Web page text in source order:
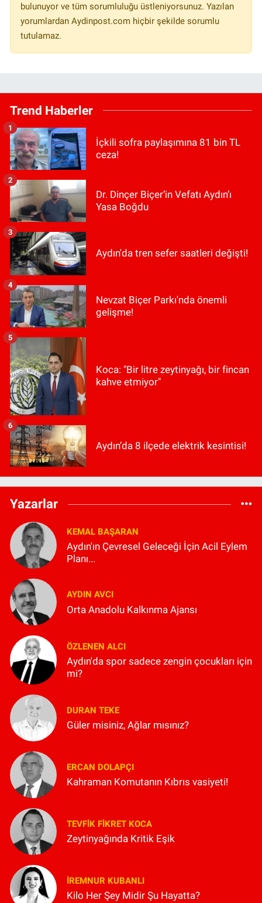
bulunuyor ve tüm sorumluluğu üstleniyorsunuz. Yazılan
yorumlardan Aydinpost.com hiçbir şekilde sorumlu
tutulamaz.
Trend Haberler
İçkili sofra paylaşımına 81 bin TL
ceza!
1
Dr. Dinçer Biçer’in Vefatı Aydın’ı
Yasa Boğdu
2
Aydın'da tren sefer saatleri değişti!
3
Nevzat Biçer Parkı'nda önemli
gelişme!
4
Koca: "Bir litre zeytinyağı, bir fincan
kahve etmiyor"
5
Aydın’da 8 ilçede elektrik kesintisi!
6
Yazarlar
KEMAL BAŞARAN
Aydın'ın Çevresel Geleceği İçin Acil Eylem
Planı...
AYDIN AVCI
Orta Anadolu Kalkınma Ajansı
ÖZLENEN ALCI
Aydın'da spor sadece zengin çocukları için
mi?
DURAN TEKE
Güler misiniz, Ağlar mısınız?
ERCAN DOLAPÇI
Kahraman Komutanın Kıbrıs vasiyeti!
TEVFIK FIKRET KOCA
Zeytinyağında Kritik Eşik
İREMNUR KUBANLI
Kilo Her Şey Midir Şu Hayatta?